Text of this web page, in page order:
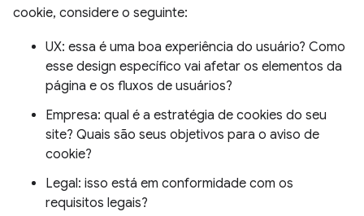
cookie, considere o seguinte:
UX: essa é uma boa experiência do usuário? Como
esse design específico vai afetar os elementos da
página e os fluxos de usuários?
Empresa: qual é a estratégia de cookies do seu
site? Quais são seus objetivos para o aviso de
cookie?
Legal: isso está em conformidade com os
requisitos legais?